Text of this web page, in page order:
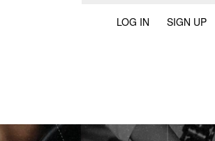
LOG IN SIGN UP